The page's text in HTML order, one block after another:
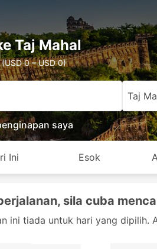
Taj Mahal
0 – USD 0)
Taj
saya
Ini Esok
sila cuba
ini tiada untuk hari yang dipilih.